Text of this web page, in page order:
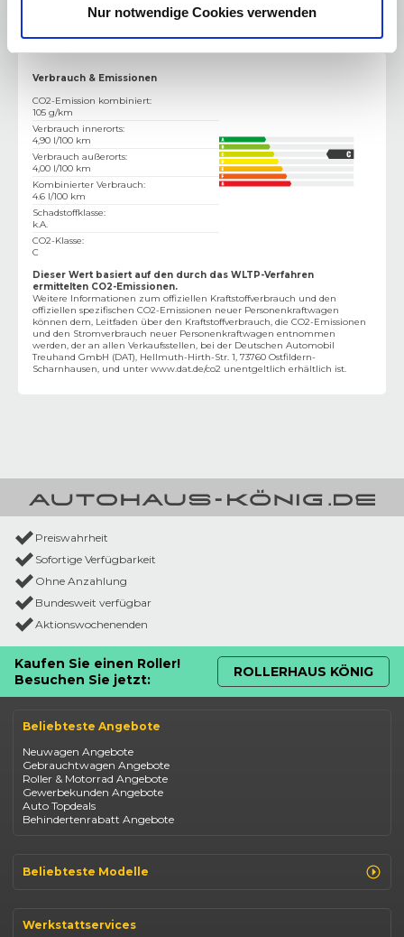
Nur notwendige Cookies verwenden
Verbrauchswerte
Verbrauch & Emissionen
CO2-Emission kombiniert:
105 g/km
Verbrauch innerorts:
4,90 l/100 km
Verbrauch außerorts:
4,00 l/100 km
Kombinierter Verbrauch:
4.6 l/100 km
Schadstoffklasse:
k.A.
CO2-Klasse:
C
Dieser Wert basiert auf den durch das WLTP-Verfahren
ermittelten CO2-Emissionen.
Weitere Informationen zum offiziellen Kraftstoffverbrauch und den
offiziellen spezifischen CO2-Emissionen neuer Personenkraftwagen
können dem‚ Leitfaden über den Kraftstoffverbrauch, die CO2-Emissionen
und den Stromverbrauch neuer Personenkraftwagen entnommen
werden, der an allen Verkaufsstellen, bei der Deutschen Automobil
Treuhand GmbH (DAT), Hellmuth-Hirth-Str. 1, 73760 Ostfildern-
Scharnhausen, und unter www.dat.de/co2 unentgeltlich erhältlich ist.
Preiswahrheit
Sofortige Verfügbarkeit
Ohne Anzahlung
Bundesweit verfügbar
Aktionswochenenden
Kaufen Sie einen Roller!
Besuchen Sie jetzt:
ROLLERHAUS KÖNIG
Beliebteste Angebote
Neuwagen Angebote
Gebrauchtwagen Angebote
Roller & Motorrad Angebote
Gewerbekunden Angebote
Auto Topdeals
Behindertenrabatt Angebote
Beliebteste Modelle
Opel Corsa
Werkstattservices